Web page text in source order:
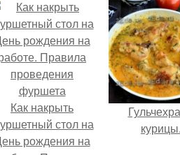
Как накрыть
стол на
рождения на
курицы.